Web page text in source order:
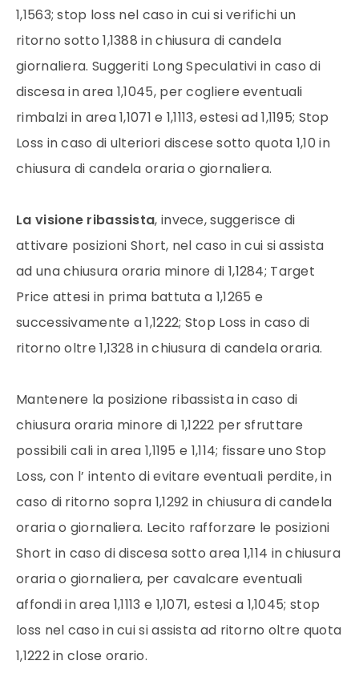
1,1563; stop loss nel caso in cui si verifichi un
ritorno sotto 1,1388 in chiusura di candela
giornaliera. Suggeriti Long Speculativi in caso di
discesa in area 1,1045, per cogliere eventuali
rimbalzi in area 1,1071 e 1,1113, estesi ad 1,1195; Stop
Loss in caso di ulteriori discese sotto quota 1,10 in
chiusura di candela oraria o giornaliera.
La visione ribassista, invece, suggerisce di
attivare posizioni Short, nel caso in cui si assista
ad una chiusura oraria minore di 1,1284; Target
Price attesi in prima battuta a 1,1265 e
successivamente a 1,1222; Stop Loss in caso di
ritorno oltre 1,1328 in chiusura di candela oraria.
Mantenere la posizione ribassista in caso di
chiusura oraria minore di 1,1222 per sfruttare
possibili cali in area 1,1195 e 1,114; fissare uno Stop
Loss, con l’ intento di evitare eventuali perdite, in
caso di ritorno sopra 1,1292 in chiusura di candela
oraria o giornaliera. Lecito rafforzare le posizioni
Short in caso di discesa sotto area 1,114 in chiusura
oraria o giornaliera, per cavalcare eventuali
affondi in area 1,1113 e 1,1071, estesi a 1,1045; stop
loss nel caso in cui si assista ad ritorno oltre quota
1,1222 in close orario.